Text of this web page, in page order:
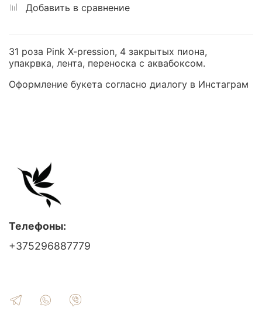
Добавить в сравнение
31 роза Pink X-pression, 4 закрытых пиона,
упакрвка, лента, переноска с аквабоксом.
Оформление букета согласно диалогу в Инстаграм
Телефоны:
+375296887779